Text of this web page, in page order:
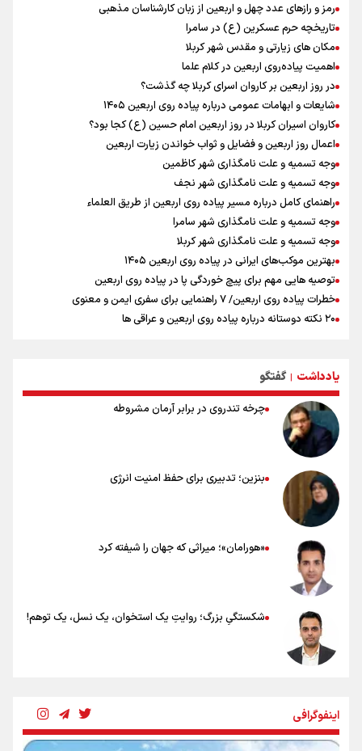
نشست وزیران خارجه مصر، ترکیه، پاکستان و عربستان با محوریت تحولات
منطقه
ارائه بیش از ۲ میلیون خدمات بهداشتی-درمانی به زائران اربعین
معاون وزیر خارجه : مذاکره نه معجزه است و نه خیانت
پخش قسمت اول گفت‌وگوی رئیس‌جمهور بعد از خبر ۲۲
ازهوش مصنوعی تا طلای مجازی/ شجیع: با نگاه بدبینانه هم نتایج هانگژو
را در ناگویا تکرار می‌کنیم+ فیلم
ارتش در آمادگی کامل قرار دارد/ توان رزم ارتش بی وقفه در حال ارتقا است
رمز و رازهای عدد چهل و اربعین از زبان کارشناسان مذهبی
تاریخچه حرم عسکرین (ع) در سامرا
مکان های زیارتی و مقدس شهر کربلا
اهمیت پیاده‌روی اربعین در کلام علما
در روز اربعین بر کاروان اسرای کربلا چه گذشت؟
شایعات و ابهامات عمومی درباره پیاده روی اربعین ۱۴۰۵
کاروان اسیران کربلا در روز اربعین امام حسین (ع) کجا بود؟
اعمال روز اربعین و فضایل و ثواب خواندن زیارت اربعین
وجه تسمیه و علت نامگذاری شهر کاظمین
وجه تسمیه و علت نامگذاری شهر نجف
راهنمای کامل درباره مسیر پیاده روی اربعین از طریق العلماء
وجه تسمیه و علت نامگذاری شهر سامرا
وجه تسمیه و علت نامگذاری شهر کربلا
بهترین موکب‌های ایرانی در پیاده روی اربعین ۱۴۰۵
توصیه هایی مهم برای پیچ خوردگی پا در پیاده روی اربعین
خطرات پیاده روی اربعین/ ۷ راهنمایی برای سفری ایمن و معنوی
۲۰ نکته دوستانه درباره پیاده روی اربعین و عراقی ها
توصیه های کاربردی برای زائران در پیاده روی اربعین
یادداشت | گفتگو
چرخه تندروی در برابر آرمان مشروطه
بنزین؛ تدبیری برای حفظ امنیت انرژی
«هورامان»؛ میراثی که جهان را شیفته کرد
شکستگیِ بزرگ؛ روایتِ یک استخوان، یک نسل، یک توهم!
اینفوگرافی